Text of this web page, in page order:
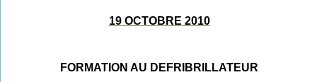
19 OCTOBRE 2010
FORMATION AU DEFRIBRILLATEUR